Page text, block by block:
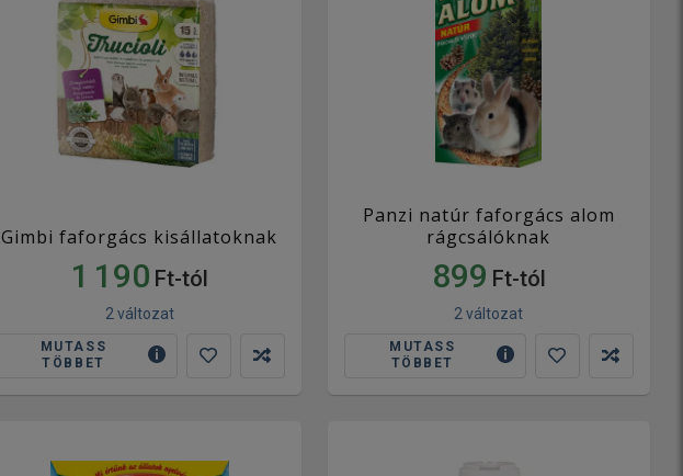
Gimbi faforgács kisállatoknak
1 190 Ft-tól
2 változat
MUTASS
TÖBBET
Panzi natúr faforgács alom
rágcsálóknak
899 Ft-tól
2 változat
MUTASS
TÖBBET